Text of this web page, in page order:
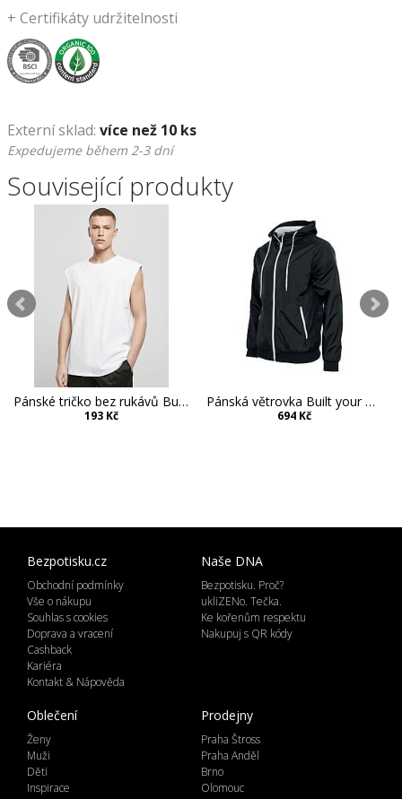
Externí sklad: více než 10 ks
Expedujeme během 2-3 dní
+ Certifikáty udržitelnosti
Související produkty
Pánské tričko bez rukávů Built your Brand
193 Kč
Pánská větrovka Built your Brand Builted
694 Kč
Bezpotisku.cz
Obchodní podmínky
Vše o nákupu
Souhlas s cookies
Doprava a vracení
Cashback
Kariéra
Kontakt & Nápověda
Naše DNA
Bezpotisku. Proč?
ukliZENo. Tečka.
Ke kořenům respektu
Nakupuj s QR kódy
Oblečení
Ženy
Muži
Děti
Inspirace
Prodejny
Praha Štross
Praha Anděl
Brno
Olomouc